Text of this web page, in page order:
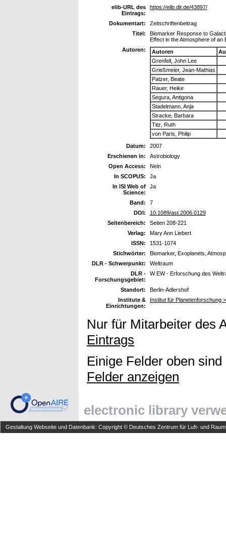
elib-URL des
Eintrags:
https://elib.dlr.de/43897/
Dokumentart:
Zeitschriftenbeitrag
Titel:
Biomarker Response to
Effect in the Atmosphere of an
Autoren:
Autoren
Grenfell, John Lee
Grießmeier, Jean-Mathias
Patzer, Beate
Rauer, Heike
Segura, Antigona
Stadelmann, Anja
Stracke, Barbara
Titz, Ruth
von Paris, Philip
Datum:
2007
Erschienen in:
Astrobiology
Open Access:
Nein
In SCOPUS:
Ja
In ISI Web of
Science:
Ja
Band:
7
DOI:
10.1089/ast.2006.0129
Seitenbereich:
Seiten 208-221
Verlag:
Mary Ann Liebert
ISSN:
1531-1074
Stichwörter:
Biomarker, Exoplanets,
DLR - Schwerpunkt:
Weltraum
DLR -
Forschungsgebiet:
W EW - Erforschung des
Standort:
Berlin-Adlershof
Institute &
Einrichtungen:
Institut für Planetenforschung
Nur für Mitarbeiter des
Eintrags
Einige Felder oben
Felder anzeigen
electronic library
Gestaltung Webseite und Datenbank: Copyright © Deutsches Zentrum für Luft- und